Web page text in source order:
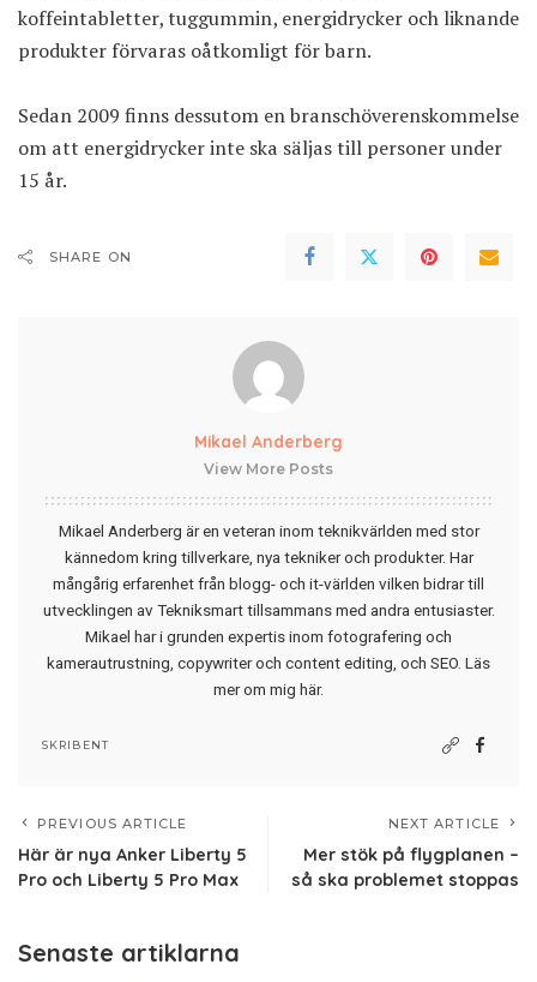
koffeintabletter, tuggummin, energidrycker och liknande
produkter förvaras oåtkomligt för barn.
Sedan 2009 finns dessutom en branschöverenskommelse
om att energidrycker inte ska säljas till personer under
15 år.
SHARE ON
Mikael Anderberg
View More Posts
Mikael Anderberg är en veteran inom teknikvärlden med stor
kännedom kring tillverkare, nya tekniker och produkter. Har
mångårig erfarenhet från blogg- och it-världen vilken bidrar till
utvecklingen av Tekniksmart tillsammans med andra entusiaster.
Mikael har i grunden expertis inom fotografering och
kamerautrustning, copywriter och content editing, och SEO. Läs
mer om mig här.
SKRIBENT
PREVIOUS ARTICLE
Här är nya Anker Liberty 5
Pro och Liberty 5 Pro Max
NEXT ARTICLE
Mer stök på flygplanen –
så ska problemet stoppas
Senaste artiklarna